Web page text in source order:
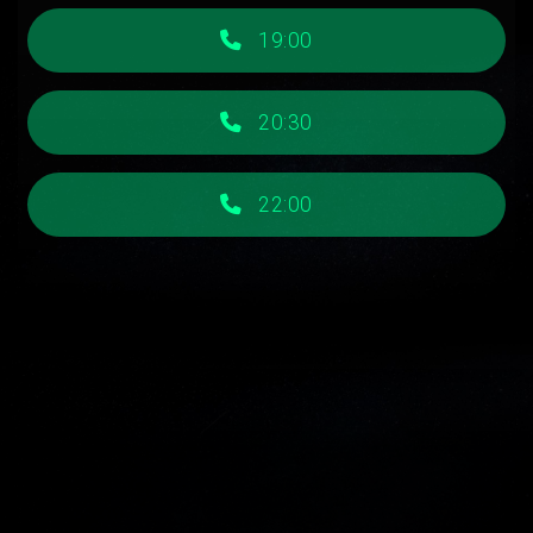
19:00
20:30
22:00